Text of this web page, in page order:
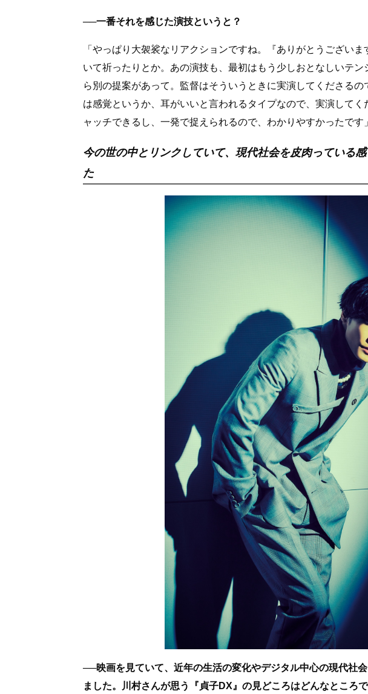
──一番それを感じた演技というと？
「やっぱり大袈裟なリアクションですね。『ありがとうござい
いて祈ったりとか。あの演技も、最初はもう少しおとなしいテ
ら別の提案があって。監督はそういうときに実演してくださる
は感覚というか、耳がいいと言われるタイプなので、実演して
ャッチできるし、一発で捉えられるので、わかりやすかったです」
今の世の中とリンクしていて、現代社会を皮肉っている
た
──映画を見ていて、近年の生活の変化やデジタル中心の現代社
ました。川村さんが思う『貞子DX』の見どころはどんなところで